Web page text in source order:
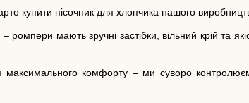
купити пісочник для хлопчика нашого
ромпери мають зручні застібки, вільний крій та
максимального комфорту – ми суворо